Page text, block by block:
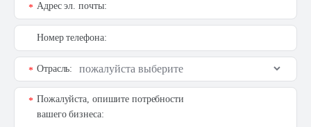
Адрес эл. почты:
*
Номер телефона:
Отрасль:
*
Пожалуйста, опишите потребности
вашего бизнеса:
*